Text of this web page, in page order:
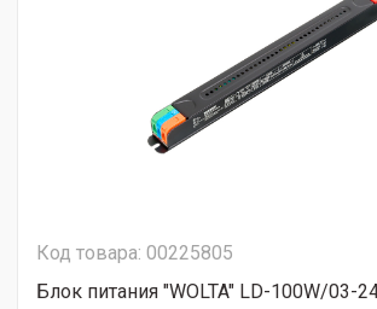
Код товара: 00225805
Блок питания "WOLTA" LD-100W/03-